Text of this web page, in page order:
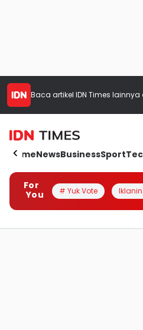
Baca artikel IDN Times lainnya
HomeNewsBusinessSport
For
You
# Yuk Vote Iklanin